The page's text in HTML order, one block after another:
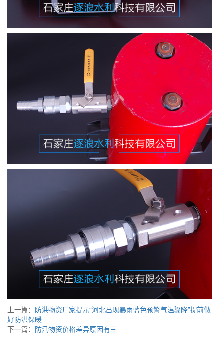
上一篇： 防洪物资厂家提示“河北出现暴雨蓝色预警气温骤降”提前做
好防洪保暖
下一篇： 防汛物资价格差异原因有三